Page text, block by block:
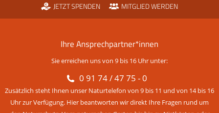
JETZT SPENDEN MITGLIED WERDEN
Ihre Ansprechpartner*innen
Sie erreichen uns von 9 bis 16 Uhr unter:
0 91 74 / 47 75 - 0
Zusätzlich steht Ihnen unser Naturtelefon von 9 bis 11 und von 14 bis 16
Uhr zur Verfügung. Hier beantworten wir direkt Ihre Fragen rund um